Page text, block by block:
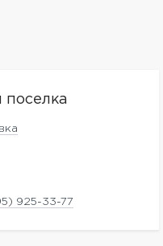
поселка
925-33-77